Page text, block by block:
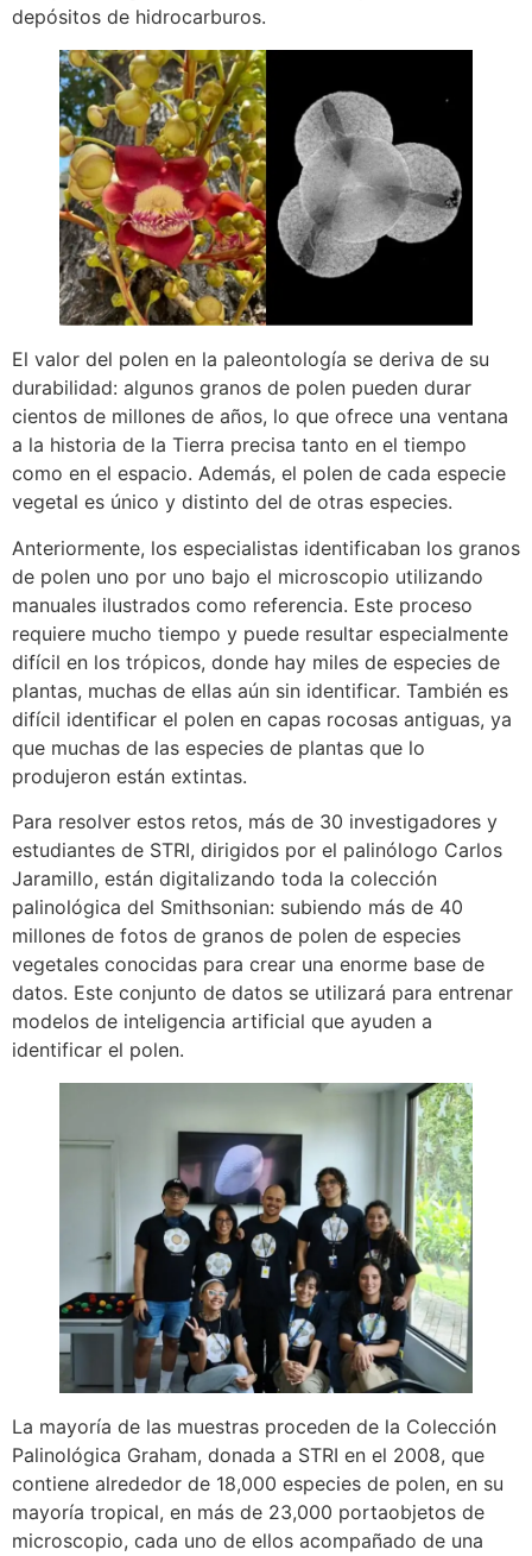
depósitos de hidrocarburos.
El valor del polen en la paleontología se deriva de su
durabilidad: algunos granos de polen pueden durar
cientos de millones de años, lo que ofrece una ventana
a la historia de la Tierra precisa tanto en el tiempo
como en el espacio. Además, el polen de cada especie
vegetal es único y distinto del de otras especies.
Anteriormente, los especialistas identificaban los granos
de polen uno por uno bajo el microscopio utilizando
manuales ilustrados como referencia. Este proceso
requiere mucho tiempo y puede resultar especialmente
difícil en los trópicos, donde hay miles de especies de
plantas, muchas de ellas aún sin identificar. También es
difícil identificar el polen en capas rocosas antiguas, ya
que muchas de las especies de plantas que lo
produjeron están extintas.
Para resolver estos retos, más de 30 investigadores y
estudiantes de STRI, dirigidos por el palinólogo Carlos
Jaramillo, están digitalizando toda la colección
palinológica del Smithsonian: subiendo más de 40
millones de fotos de granos de polen de especies
vegetales conocidas para crear una enorme base de
datos. Este conjunto de datos se utilizará para entrenar
modelos de inteligencia artificial que ayuden a
identificar el polen.
La mayoría de las muestras proceden de la Colección
Palinológica Graham, donada a STRI en el 2008, que
contiene alrededor de 18,000 especies de polen, en su
mayoría tropical, en más de 23,000 portaobjetos de
microscopio, cada uno de ellos acompañado de una